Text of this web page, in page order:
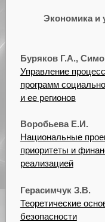
Экономика и
Буряков Г.А.,
Управление
программ
и ее регионов
Воробьева Е.И.
Национальные
приоритеты и
реализацией
Герасимчук З.В.
Теоретические
безопасности